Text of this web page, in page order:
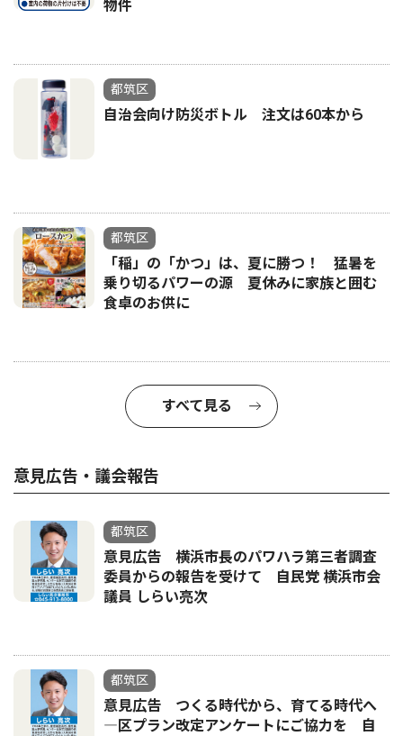
物件
都筑区
自治会向け防災ボトル 注文は60本から
都筑区
「稲」の「かつ」は、夏に勝つ！ 猛暑を
乗り切るパワーの源 夏休みに家族と囲む
食卓のお供に
すべて見る
意見広告・議会報告
都筑区
意見広告 横浜市長のパワハラ第三者調査
委員からの報告を受けて 自民党 横浜市会
議員 しらい亮次
都筑区
意見広告 つくる時代から、育てる時代へ
―区プラン改定アンケートにご協力を 自